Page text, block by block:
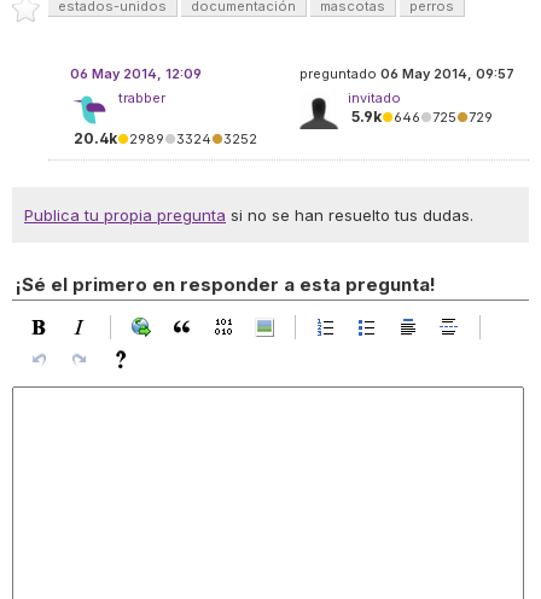
estados-unidos documentación mascotas perros
preguntado 06 May 2014, 09:57
invitado
5.9k●646●725●729
06 May 2014, 12:09
trabber
20.4k●2989●3324●3252
Publica tu propia pregunta si no se han resuelto tus dudas.
¡Sé el primero en responder a esta pregunta!